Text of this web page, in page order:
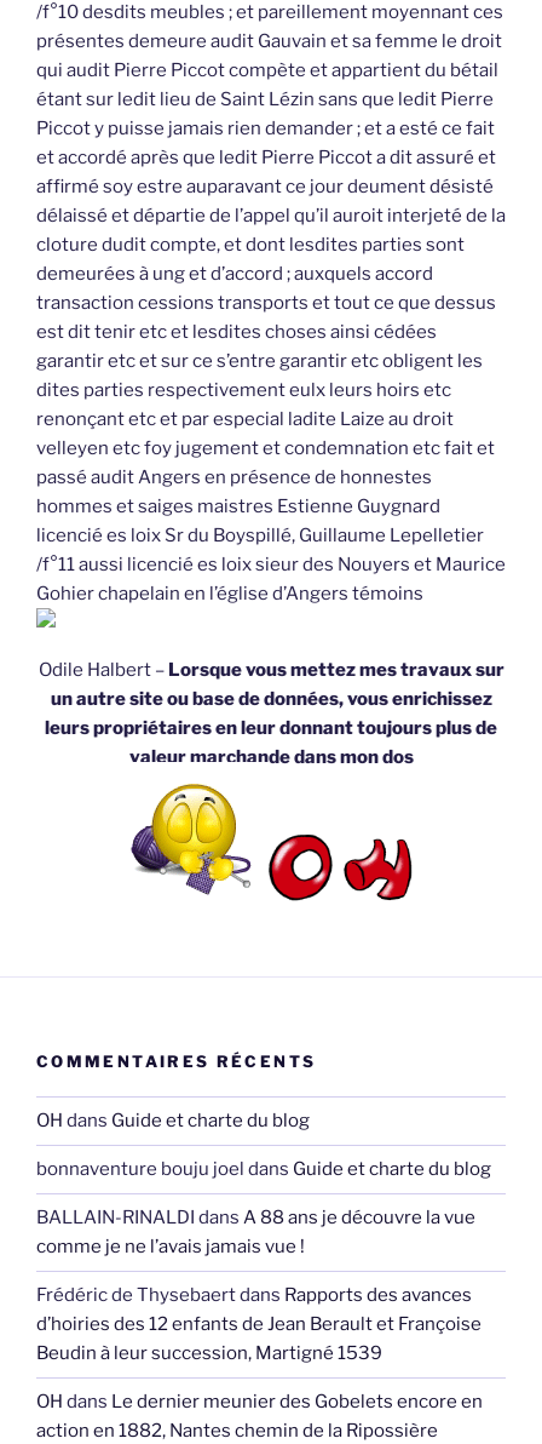
/f°10 desdits meubles ; et pareillement moyennant ces
présentes demeure audit Gauvain et sa femme le droit
qui audit Pierre Piccot compète et appartient du bétail
étant sur ledit lieu de Saint Lézin sans que ledit Pierre
Piccot y puisse jamais rien demander ; et a esté ce fait
et accordé après que ledit Pierre Piccot a dit assuré et
affirmé soy estre auparavant ce jour deument désisté
délaissé et départie de l’appel qu’il auroit interjeté de la
cloture dudit compte, et dont lesdites parties sont
demeurées à ung et d’accord ; auxquels accord
transaction cessions transports et tout ce que dessus
est dit tenir etc et lesdites choses ainsi cédées
garantir etc et sur ce s’entre garantir etc obligent les
dites parties respectivement eulx leurs hoirs etc
renonçant etc et par especial ladite Laize au droit
velleyen etc foy jugement et condemnation etc fait et
passé audit Angers en présence de honnestes
hommes et saiges maistres Estienne Guygnard
licencié es loix Sr du Boyspillé, Guillaume Lepelletier
/f°11 aussi licencié es loix sieur des Nouyers et Maurice
Gohier chapelain en l’église d’Angers témoins
Odile Halbert – Lorsque vous mettez mes travaux sur
un autre site ou base de données, vous enrichissez
leurs propriétaires en leur donnant toujours plus de
valeur marchande dans mon dos
COMMENTAIRES RÉCENTS
OH dans Guide et charte du blog
bonnaventure bouju joel dans Guide et charte du blog
BALLAIN-RINALDI dans A 88 ans je découvre la vue
comme je ne l’avais jamais vue !
Frédéric de Thysebaertdans Rapports des avances
d’hoiries des 12 enfants de Jean Berault et Françoise
Beudin à leur succession, Martigné 1539
OH dans Le dernier meunier des Gobelets encore en
action en 1882, Nantes chemin de la Ripossière